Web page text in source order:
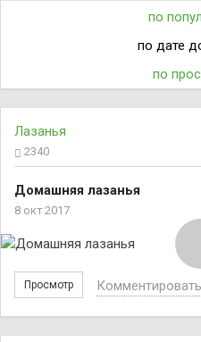
по
по дате
по
Лазанья
2340
Домашняя лазанья
8 окт 2017
Просмотр Комментировать